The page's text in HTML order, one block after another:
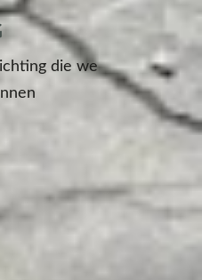
die we